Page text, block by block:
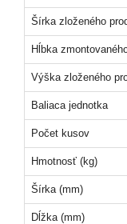
Šírka zloženého
Hĺbka
Výška zloženého
Baliaca jednotka
Počet kusov
Hmotnosť (kg)
Šírka (mm)
Dĺžka (mm)